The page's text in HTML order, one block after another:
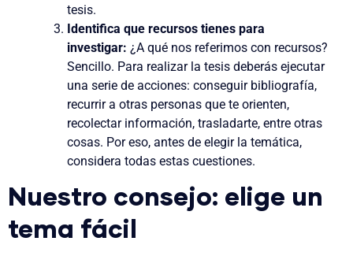
tesis.
Identifica que recursostienes para
investigar: ¿A qué nos referimos con recursos?
Sencillo. Para realizar la tesis deberás ejecutar
una serie de acciones: conseguir bibliografía,
recurrir a otras personas que te orienten,
recolectar información, trasladarte, entre otras
cosas. Por eso, antes de elegir la temática,
considera todas estas cuestiones.
Nuestro consejo: elige un
tema fácil